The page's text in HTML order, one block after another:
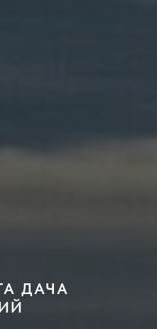
ДАЧА